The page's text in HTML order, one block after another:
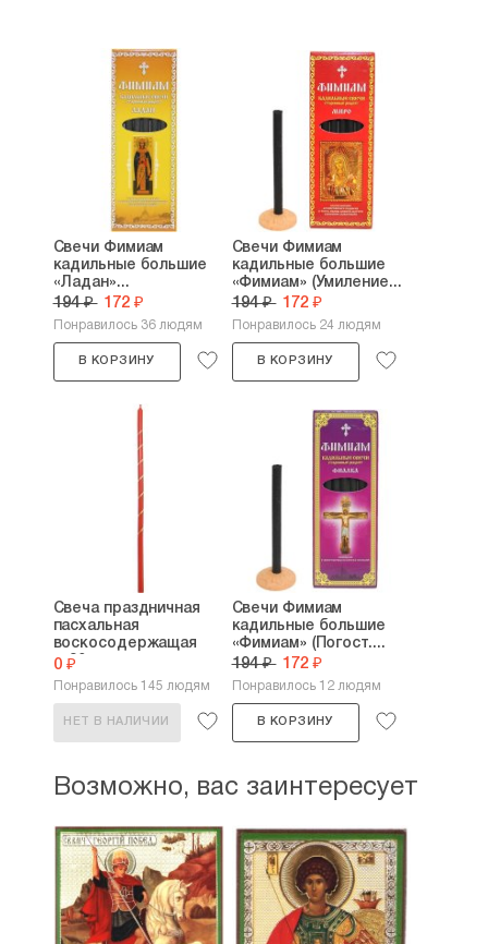
Свечи Фимиам
кадильные большие
«Ладан»...
194 ₽ 172 ₽
Понравилось 36 людям
В КОРЗИНУ
Свечи Фимиам
кадильные большие
«Фимиам» (Умиление...
194 ₽ 172 ₽
Понравилось 24 людям
В КОРЗИНУ
Свеча праздничная
пасхальная
воскосодержащая
№30...
0 ₽
Понравилось 145 людям
НЕТ В НАЛИЧИИ
Свечи Фимиам
кадильные большие
«Фимиам» (Погост....
194 ₽ 172 ₽
Понравилось 12 людям
В КОРЗИНУ
Возможно, вас заинтересует